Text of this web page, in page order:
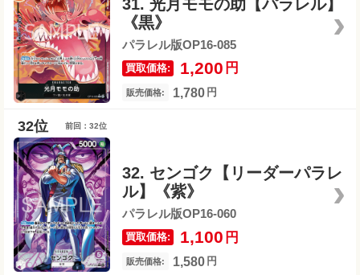
31. 光月モモの助【パラレル】
《黒》
パラレル版OP16-085
買取価格: 1,200 円
販売価格: 1,780 円
前回：32位
32. センゴク【リーダーパラレ
ル】《紫》
パラレル版OP16-060
買取価格: 1,100 円
販売価格: 1,580 円